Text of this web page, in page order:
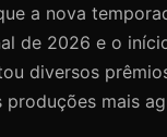
a nova
de 2026 e o
diversos
produções mais